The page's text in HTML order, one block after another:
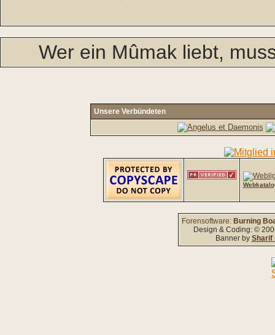
Wer ein Mûmak liebt,
Unsere Verbündeten
Forensoftware: Burning
Design & Coding: ©
Banner by Sharif